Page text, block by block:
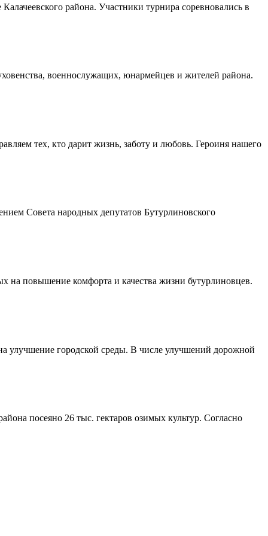
района. Участники турнира соревновались в
военнослужащих, юнармейцев и жителей района.
тех, кто дарит жизнь, заботу и любовь. Героиня нашего
Совета народных депутатов Бутурлиновского
на повышение комфорта и качества жизни бутурлиновцев.
улучшение городской среды. В числе улучшений дорожной
посеяно 26 тыс. гектаров озимых культур. Согласно